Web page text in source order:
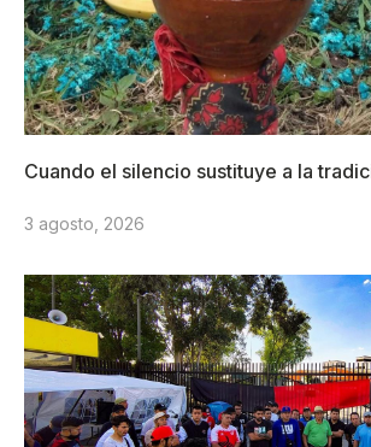
Cuando el silencio sustituye a la
3 agosto, 2026